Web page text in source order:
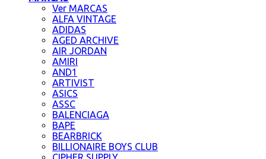
Ver MARCAS
ALFA VINTAGE
ADIDAS
AGED ARCHIVE
AIR JORDAN
AMIRI
AND1
ARTIVIST
ASICS
ASSC
BALENCIAGA
BAPE
BEARBRICK
BILLIONAIRE BOYS CLUB